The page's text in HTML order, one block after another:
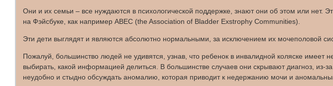
Они и их семьи – все нуждаются в психологической поддержке, знают они об этом или нет.
на Фэйсбуке, как например ABEC (the Association of Bladder Exstrophy Communities).
Эти дети выглядят и являются абсолютно нормальными, за исключением их мочеполовой
Пожалуй, большинство людей не удивятся, узнав, что ребенок в инвалидной коляске
выбирать, какой информацией делиться. В большинстве случаев они скрывают диагноз,
неудобно и стыдно обсуждать аномалию, которая приводит к недержанию мочи и